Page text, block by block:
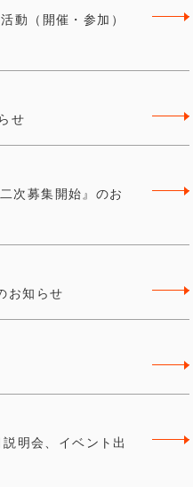
動（開催・参加）
せ
次募集開始』のお
お知らせ
明会、イベント出